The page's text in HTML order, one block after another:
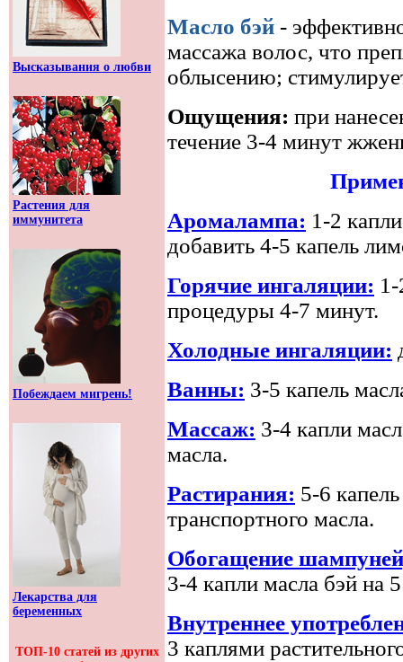
Высказывания о любви
Растения для
иммунитета
Побеждаем мигрень!
Лекарства для
беременных
ТОП-10 статей из других
Масло бэй -
массажа волос, что
облысению;
Ощущения: при
течение 3-4 минут
Аромалампа: 1-2
добавить 4-5 капель
Горячие ингаляции:
процедуры 4-7 минут.
Холодные ингаляции:
Ванны: 3-5 капель
Массаж: 3-4 капли
масла.
Растирания: 5-6
транспортного масла.
Обогащение
3-4 капли масла бэй на
Внутреннее
3 каплями